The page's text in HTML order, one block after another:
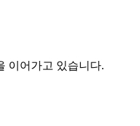
이어가고 있습니다.